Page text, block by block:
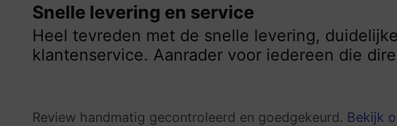
Snelle levering en service
Heel tevreden met de snelle levering,
klantenservice. Aanrader voor iedereen die
Review handmatig gecontroleerd en goedgekeurd. Bekijk